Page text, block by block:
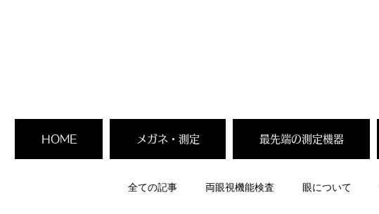
HOME メガネ・測定 最先端の測定機器
全ての記事 両眼視機能検査 眼について